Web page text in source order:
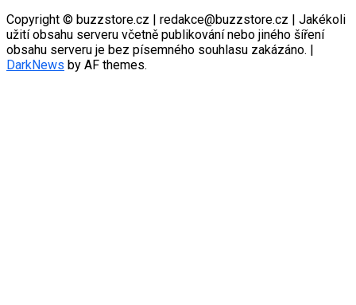
Copyright © buzzstore.cz | redakce@buzzstore.cz | Jakékoli
užití obsahu serveru včetně publikování nebo jiného šíření
obsahu serveru je bez písemného souhlasu zakázáno. |
DarkNews by AF themes.